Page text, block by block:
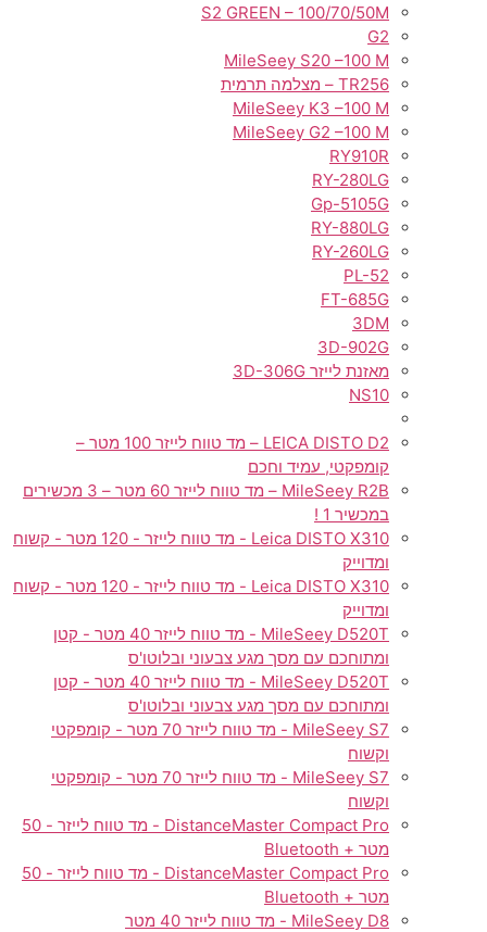
S2 GREEN – 100/70/50M
G2
MileSeey S20 –100 M
TR256 – מצלמה תרמית
MileSeey K3 –100 M
MileSeey G2 –100 M
RY910R
RY-280LG
Gp-5105G
RY-880LG
RY-260LG
PL-52
FT-685G
3DM
3D-902G
מאזנת לייזר 3D-306G
NS10
LEICA DISTO D2 – מד טווח לייזר 100 מטר –
קומפקטי, עמיד וחכם
MileSeey R2B – מד טווח לייזר 60 מטר – 3 מכשירים
במכשיר 1 !
Leica DISTO X310 - מד טווח לייזר - 120 מטר - קשוח
ומדוייק
Leica DISTO X310 - מד טווח לייזר - 120 מטר - קשוח
ומדוייק
MileSeey D520T - מד טווח לייזר 40 מטר - קטן
ומתוחכם עם מסך מגע צבעוני ובלוטו'ס
MileSeey D520T - מד טווח לייזר 40 מטר - קטן
ומתוחכם עם מסך מגע צבעוני ובלוטו'ס
MileSeey S7 - מד טווח לייזר 70 מטר - קומפקטי
וקשוח
MileSeey S7 - מד טווח לייזר 70 מטר - קומפקטי
וקשוח
DistanceMaster Compact Pro - מד טווח לייזר - 50
מטר + Bluetooth
DistanceMaster Compact Pro - מד טווח לייזר - 50
מטר + Bluetooth
MileSeey D8 - מד טווח לייזר 40 מטר